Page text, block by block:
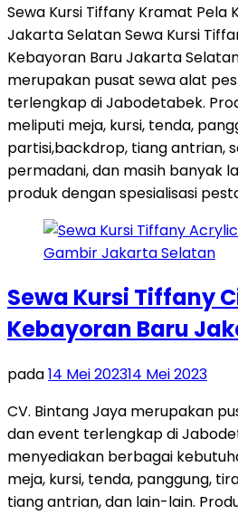
Sewa Kursi Tiffany Kramat Pela
Jakarta Selatan Sewa Kursi
Kebayoran Baru Jakarta
merupakan pusat sewa alat
terlengkap di Jabodetabek.
meliputi meja, kursi, tenda,
partisi,backdrop, tiang antrian,
permadani, dan masih banyak
produk dengan spesialisasi
Sewa Kursi Tiffany
Kebayoran Baru
pada14 Mei 202314 Mei 2023
CV. Bintang Jaya merupakan
dan event terlengkap di
menyediakan berbagai
meja, kursi, tenda, panggung,
tiang antrian, dan lain-lain.